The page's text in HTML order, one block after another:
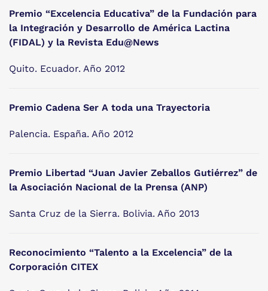
Premio “Excelencia Educativa” de la Fundación para
la Integración y Desarrollo de América Lactina
(FIDAL) y la Revista Edu@News
Quito. Ecuador. Año 2012
Premio Cadena Ser A toda una Trayectoria
Palencia. España. Año 2012
Premio Libertad “Juan Javier Zeballos Gutiérrez” de
la Asociación Nacional de la Prensa (ANP)
Santa Cruz de la Sierra. Bolivia. Año 2013
Reconocimiento “Talento a la Excelencia” de la
Corporación CITEX